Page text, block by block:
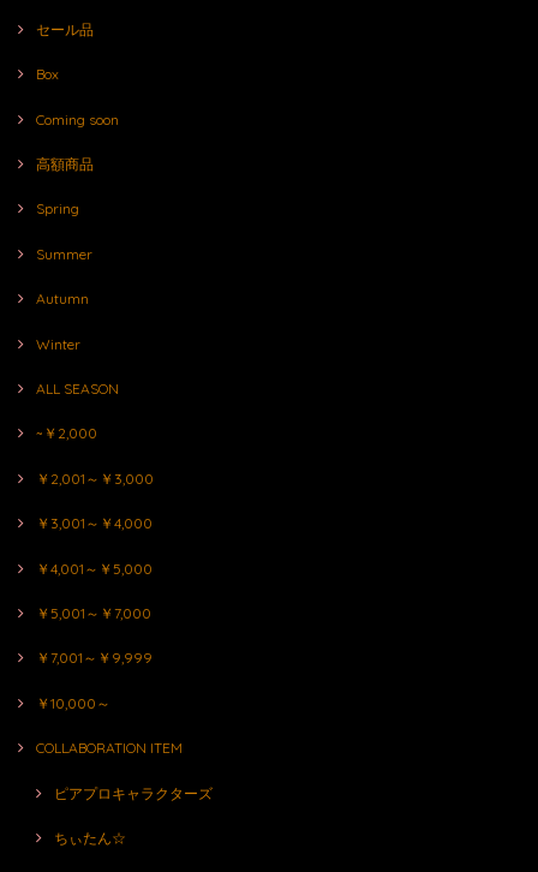
セール品
Box
Coming soon
高額商品
Spring
Summer
Autumn
Winter
ALL SEASON
~￥2,000
￥2,001～￥3,000
￥3,001～￥4,000
￥4,001～￥5,000
￥5,001～￥7,000
￥7,001～￥9,999
￥10,000～
COLLABORATION ITEM
ピアプロキャラクターズ
ちぃたん☆